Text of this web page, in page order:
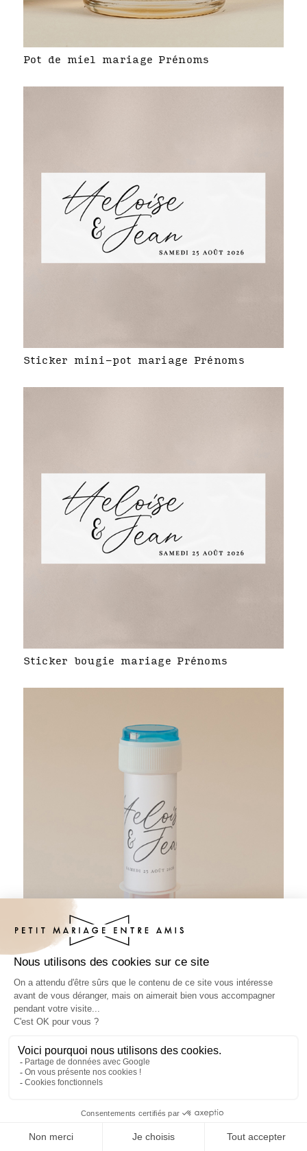
Pot de miel mariage Prénoms
Sticker mini-pot mariage Prénoms
Sticker bougie mariage Prénoms
Tube à bulles mariage Prénoms